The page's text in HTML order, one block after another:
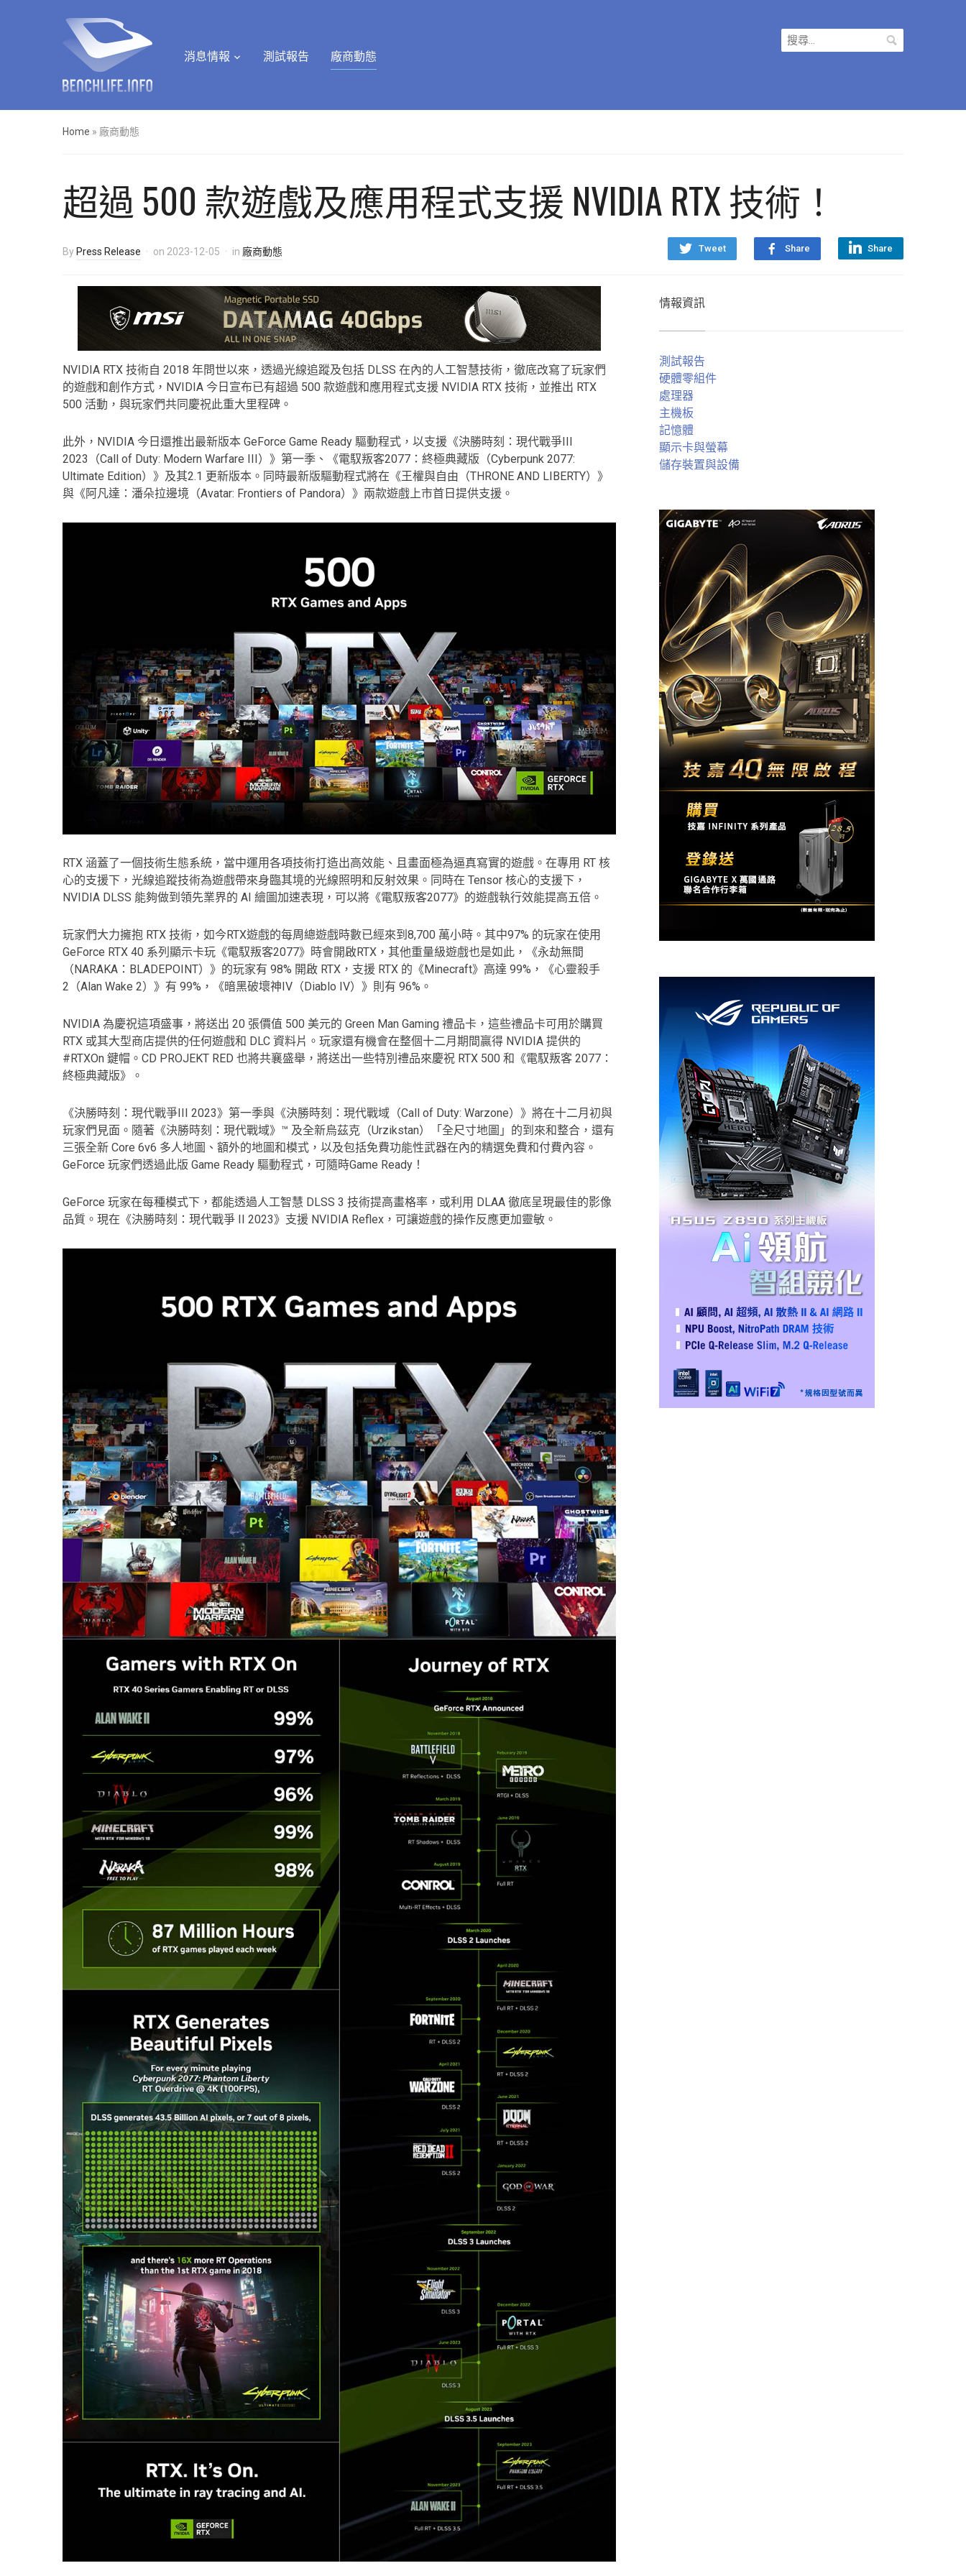
消息情報 測試報告 廠商動態
搜
尋
Home » 廠商動態
超過 500 款遊戲及應用程式支援 NVIDIA RTX 技術！
Tweet Share Share
By Press Release on 2023-12-05 in 廠商動態
NVIDIA RTX 技術自 2018 年問世以來，透過光線追蹤及包括 DLSS 在內的人工智慧技術，徹底改寫了玩家們
的遊戲和創作方式，NVIDIA 今日宣布已有超過 500 款遊戲和應用程式支援 NVIDIA RTX 技術，並推出 RTX
500 活動，與玩家們共同慶祝此重大里程碑。
此外，NVIDIA 今日還推出最新版本 GeForce Game Ready 驅動程式，以支援《決勝時刻：現代戰爭III
2023（Call of Duty: Modern Warfare III）》第一季、《電馭叛客2077：終極典藏版（Cyberpunk 2077:
Ultimate Edition）》及其2.1 更新版本。同時最新版驅動程式將在《王權與自由（THRONE AND LIBERTY）》
與《阿凡達：潘朵拉邊境（Avatar: Frontiers of Pandora）》兩款遊戲上市首日提供支援。
RTX 涵蓋了一個技術生態系統，當中運用各項技術打造出高效能、且畫面極為逼真寫實的遊戲。在專用 RT 核
心的支援下，光線追蹤技術為遊戲帶來身臨其境的光線照明和反射效果。同時在 Tensor 核心的支援下，
NVIDIA DLSS 能夠做到領先業界的 AI 繪圖加速表現，可以將《電馭叛客2077》的遊戲執行效能提高五倍。
玩家們大力擁抱 RTX 技術，如今RTX遊戲的每周總遊戲時數已經來到8,700 萬小時。其中97% 的玩家在使用
GeForce RTX 40 系列顯示卡玩《電馭叛客2077》時會開啟RTX，其他重量級遊戲也是如此，《永劫無間
（NARAKA：BLADEPOINT）》的玩家有 98% 開啟 RTX，支援 RTX 的《Minecraft》高達 99%，《心靈殺手
2（Alan Wake 2）》有 99%，《暗黑破壞神IV（Diablo IV）》則有 96%。
NVIDIA 為慶祝這項盛事，將送出 20 張價值 500 美元的 Green Man Gaming 禮品卡，這些禮品卡可用於購買
RTX 或其大型商店提供的任何遊戲和 DLC 資料片。玩家還有機會在整個十二月期間贏得 NVIDIA 提供的
#RTXOn 鍵帽。CD PROJEKT RED 也將共襄盛舉，將送出一些特別禮品來慶祝 RTX 500 和《電馭叛客 2077：
終極典藏版》。
《決勝時刻：現代戰爭III 2023》第一季與《決勝時刻：現代戰域（Call of Duty: Warzone）》將在十二月初與
玩家們見面。隨著《決勝時刻：現代戰域》™ 及全新烏茲克（Urzikstan）「全尺寸地圖」的到來和整合，還有
三張全新 Core 6v6 多人地圖、額外的地圖和模式，以及包括免費功能性武器在內的精選免費和付費內容。
GeForce 玩家們透過此版 Game Ready 驅動程式，可隨時Game Ready！
GeForce 玩家在每種模式下，都能透過人工智慧 DLSS 3 技術提高畫格率，或利用 DLAA 徹底呈現最佳的影像
品質。現在《決勝時刻：現代戰爭 II 2023》支援 NVIDIA Reflex，可讓遊戲的操作反應更加靈敏。
情報資訊
測試報告
硬體零組件
處理器
主機板
記憶體
顯示卡與螢幕
儲存裝置與設備